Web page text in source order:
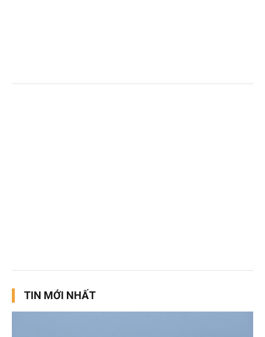
TIN MỚI NHẤT